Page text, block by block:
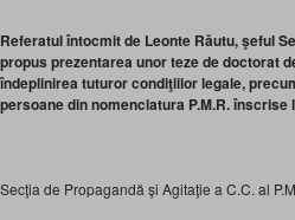
Referatul întocmit de Leonte Răutu, şeful
propus prezentarea unor teze de doctorat
îndeplinirea tuturor condiţiilor legale,
persoane din nomenclatura P.M.R. înscrise
Secţia de Propagandă şi Agitaţie a C.C. al